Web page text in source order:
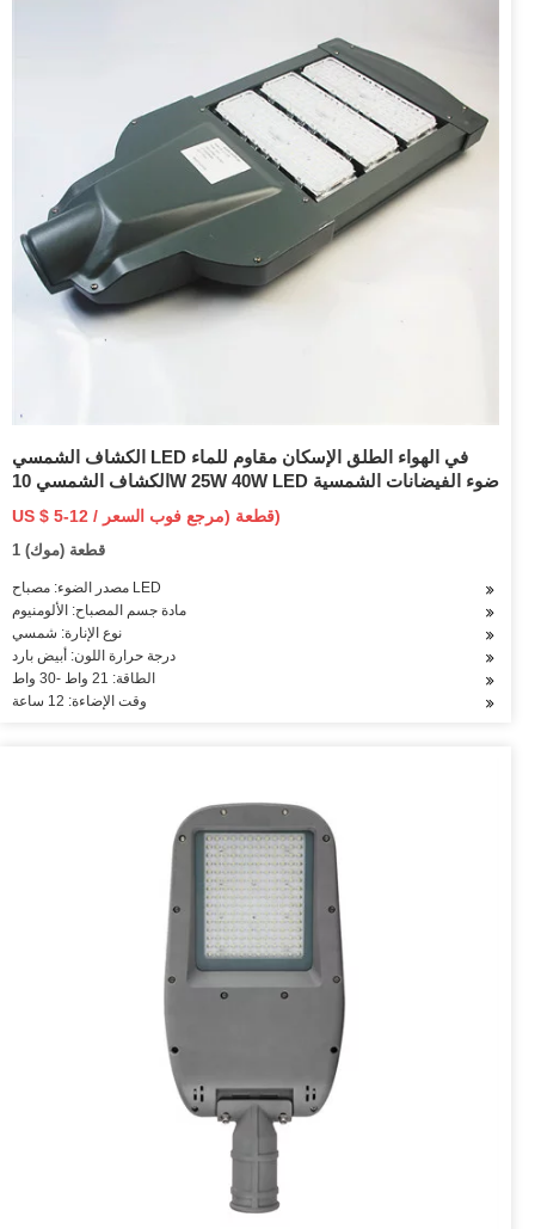
الكشاف الشمسي LED في الهواء الطلق الإسكان مقاوم للماء
الكشاف الشمسي 10W 25W 40W LED ضوء الفيضانات الشمسية
US $ 5-12 / قطعة (مرجع فوب السعر)
1 قطعة (موك)
مصدر الضوء: مصباح LED
مادة جسم المصباح: الألومنيوم
نوع الإنارة: شمسي
درجة حرارة اللون: أبيض بارد
الطاقة: 21 واط -30 واط
وقت الإضاءة: 12 ساعة